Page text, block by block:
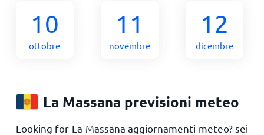
10
ottobre
11
novembre
12
dicembre
La Massana previsioni meteo
Looking for La Massana aggiornamenti meteo? sei